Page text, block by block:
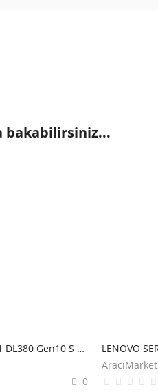
bakabilirsiniz...
HPE P24842-B21 DL380 Gen10 S 4214R-32G-DISK YOK-2U
0
AracıMarket